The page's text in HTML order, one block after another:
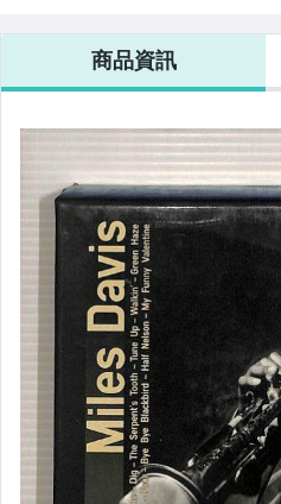
CD國語合輯
CD台語女歌手
CD台語團體.合輯
西洋男歌手
西洋女歌手
西洋音樂團體
華語電視.電影原聲帶
西洋電影原聲帶
商品資訊